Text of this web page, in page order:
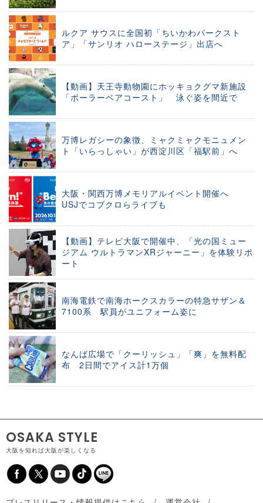
ルクア サウスに全国初「ちいかわパークスト
ア」「サンリオ ハローステージ」出店へ
【動画】天王寺動物園にホッキョクグマ新施設
「ポーラーベアコースト」 泳ぐ姿を間近で
万博レガシーの象徴、ミャクミャクモニュメン
ト「いらっしゃい」が西淀川区「福駅前」へ
大阪・関西万博メモリアルイベント開催へ
USJでコブクロらライブも
【動画】テレビ大阪で開催中、「光の国ミュー
ジアム ウルトラマンXRジャーニー」を体験リポ
ート
南海電鉄で南海ホークスカラーの特急サザン＆
7100系 駅員がユニフォーム姿に
なんば広場で「クーリッシュ」「爽」を無料配
布 2日間でアイス計1万個
OSAKA STYLE
大阪を知れば大阪が楽しくなる